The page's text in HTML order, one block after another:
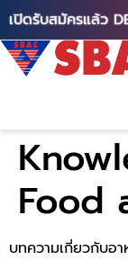
เปิดรับสมัครแล้ว
Food
บทความเกี่ยวกับอา